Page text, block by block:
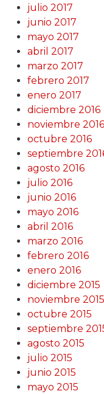
julio 2017
junio 2017
mayo 2017
abril 2017
marzo 2017
febrero 2017
enero 2017
diciembre 2016
noviembre 2016
octubre 2016
septiembre
agosto 2016
julio 2016
junio 2016
mayo 2016
abril 2016
marzo 2016
febrero 2016
enero 2016
diciembre 2015
noviembre 2015
octubre 2015
septiembre
agosto 2015
julio 2015
junio 2015
mayo 2015